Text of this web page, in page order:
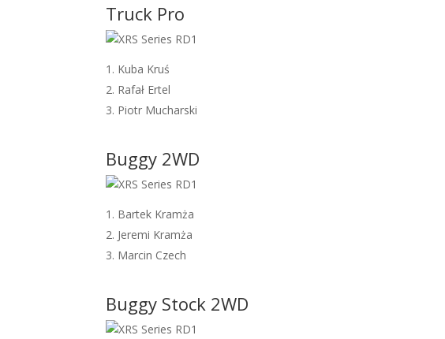
Truck Pro
Kuba Kruś
Rafał Ertel
Piotr Mucharski
Buggy 2WD
Bartek Kramża
Jeremi Kramża
Marcin Czech
Buggy Stock 2WD